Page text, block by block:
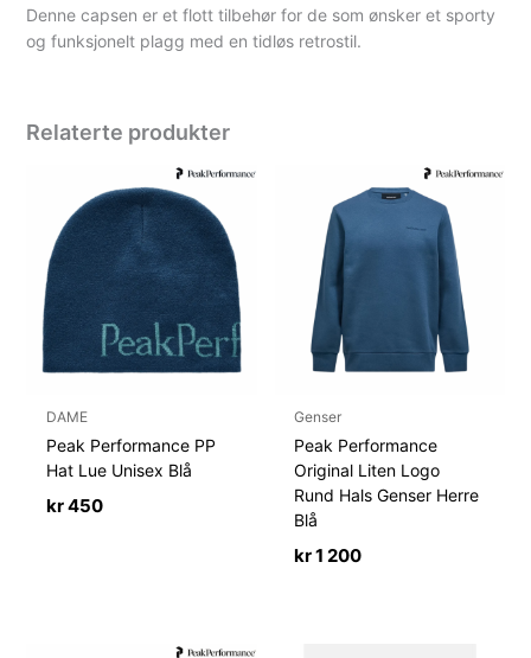
Denne capsen er et flott tilbehør for de som ønsker et sporty
og funksjonelt plagg med en tidløs retrostil.
Relaterte produkter
DAME
Peak Performance PP
Hat Lue Unisex Blå
kr450
Genser
Peak Performance
Original Liten Logo
Rund Hals Genser Herre
Blå
kr1 200